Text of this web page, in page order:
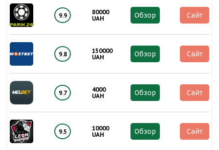
9.9
80000
UAH
Обзор Сайт
9.8
150000
UAH
Обзор Сайт
9.7
4000
UAH
Обзор Сайт
9.5
10000
UAH
Обзор Сайт